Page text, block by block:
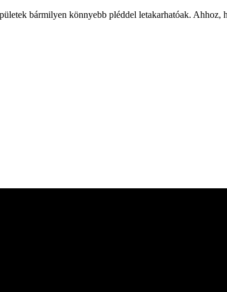
bármilyen könnyebb pléddel letakarhatóak. Ahhoz,